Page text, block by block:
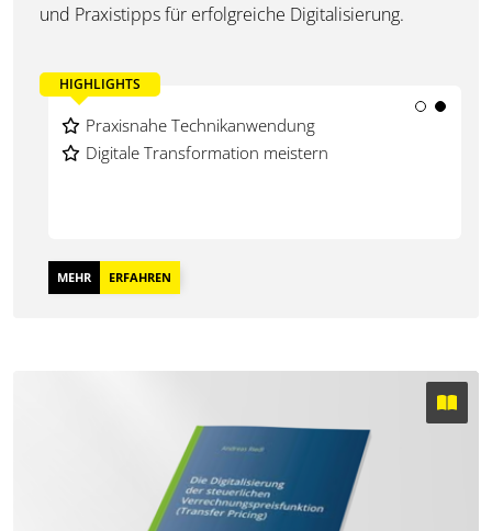
und Praxistipps für erfolgreiche Digitalisierung.
HIGHLIGHTS
Digitale Betriebsprüfungsexpertise
Gesetzeskonforme Digitalisierung
Praxisnahe Technikanwendung
Digitale Transformation meistern
MEHR ERFAHREN